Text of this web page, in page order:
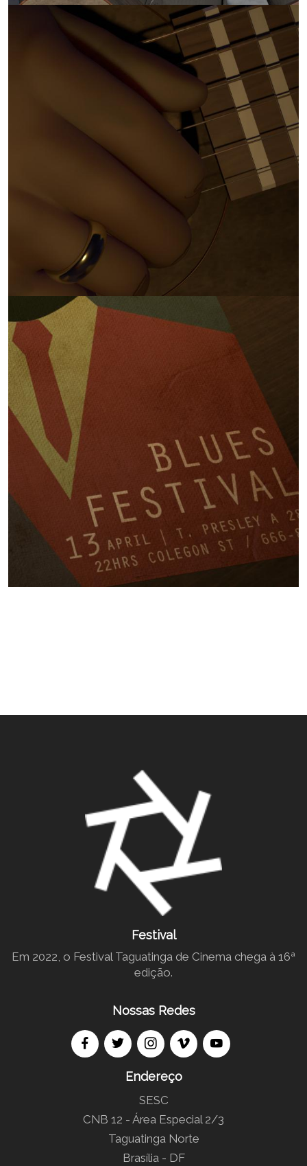
Festival
Em 2022, o Festival Taguatinga de Cinema chega à 16ª
edição.
Nossas Redes
Endereço
SESC
CNB 12 - Área Especial 2/3
Taguatinga Norte
Brasília - DF